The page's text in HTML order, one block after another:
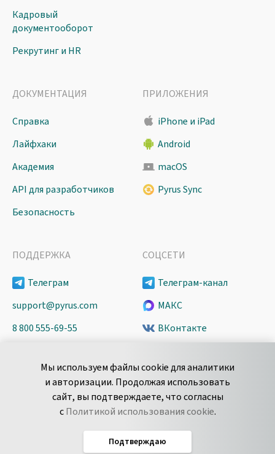
Мы используем файлы cookie для аналитики
и авторизации. Продолжая использовать
сайт, вы подтверждаете, что согласны
сПолитикой использования cookie.
Подтверждаю
Кадровый
документооборот
Рекрутинг и HR
ДОКУМЕНТАЦИЯ
Справка
Лайфхаки
Академия
API для разработчиков
Безопасность
ПРИЛОЖЕНИЯ
iPhone и iPad
Android
macOS
Pyrus Sync
ПОДДЕРЖКА
Телеграм
support@pyrus.com
8 800 555-69-55
пн-пт с 9 до 18 часов (Мск)
Сообщить об
уязвимости
СОЦСЕТИ
Телеграм-канал
МАКС
ВКонтакте
Spark
Дзен